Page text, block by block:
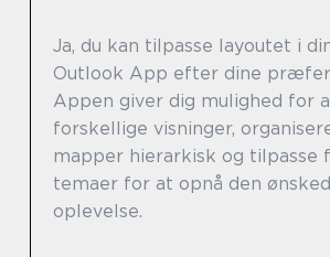
Ja, du kan tilpasse layoutet i
Outlook App efter dine
Appen giver dig mulighed for
forskellige visninger,
mapper hierarkisk og tilpasse
temaer for at opnå den
oplevelse.